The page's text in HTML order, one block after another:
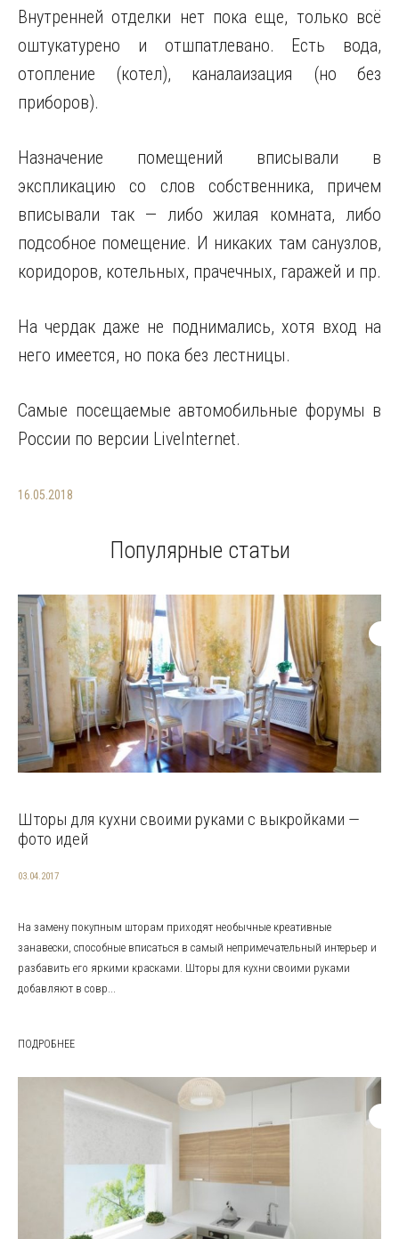
Внутренней отделки нет пока еще, только всё
оштукатурено и отшпатлевано. Есть вода,
отопление (котел), каналаизация (но без
приборов).
Назначение помещений вписывали в
экспликацию со слов собственника, причем
вписывали так — либо жилая комната, либо
подсобное помещение. И никаких там санузлов,
коридоров, котельных, прачечных, гаражей и пр.
На чердак даже не поднимались, хотя вход на
него имеется, но пока без лестницы.
Самые посещаемые автомобильные форумы в
России по версии LiveInternet.
16.05.2018
Популярные статьи
Шторы для кухни своими руками с выкройками —
фото идей
03.04.2017
На замену покупным шторам приходят необычные креативные
занавески, способные вписаться в самый непримечательный интерьер и
разбавить его яркими красками. Шторы для кухни своими руками
добавляют в совр...
ПОДРОБНЕЕ